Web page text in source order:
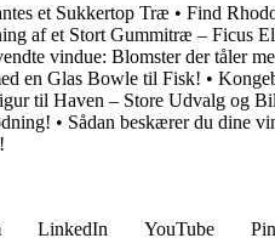
et Sukkertop Træ • Find
af et Stort Gummitræ – Ficus
vindue: Blomster der tåler
en Glas Bowle til Fisk! •
til Haven – Store Udvalg og
• Sådan beskærer du dine
LinkedIn YouTube